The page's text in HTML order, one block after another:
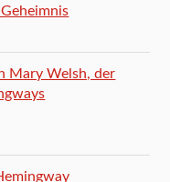
Mary Welsh, der